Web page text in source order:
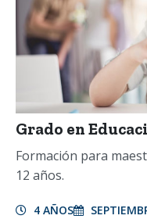
Grado en
Formación para
12 años.
4 AÑOS